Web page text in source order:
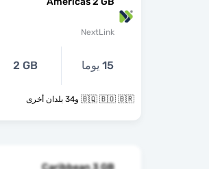
NextLink
15 يوما 2 GB
🇧🇶 🇧🇴 🇧🇷 و34 بلدان أخرى